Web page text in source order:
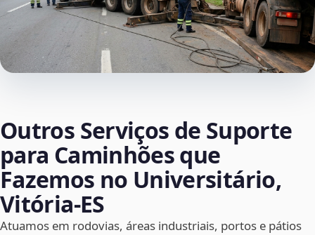
Outros Serviços de Suporte
para Caminhões que
Fazemos no Universitário,
Vitória‑ES
Atuamos em rodovias, áreas industriais, portos e pátios